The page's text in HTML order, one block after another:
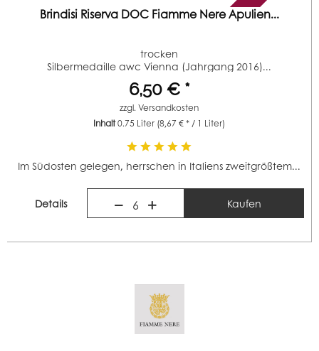
Brindisi Riserva DOC Fiamme Nere Apulien...
trocken
Silbermedaille awc Vienna (Jahrgang 2016)...
6,50 € *
zzgl.Versandkosten
Inhalt0.75 Liter (8,67 € * / 1 Liter)
Im Südosten gelegen, herrschen in Italiens zweitgrößtem...
Details 6 Kaufen